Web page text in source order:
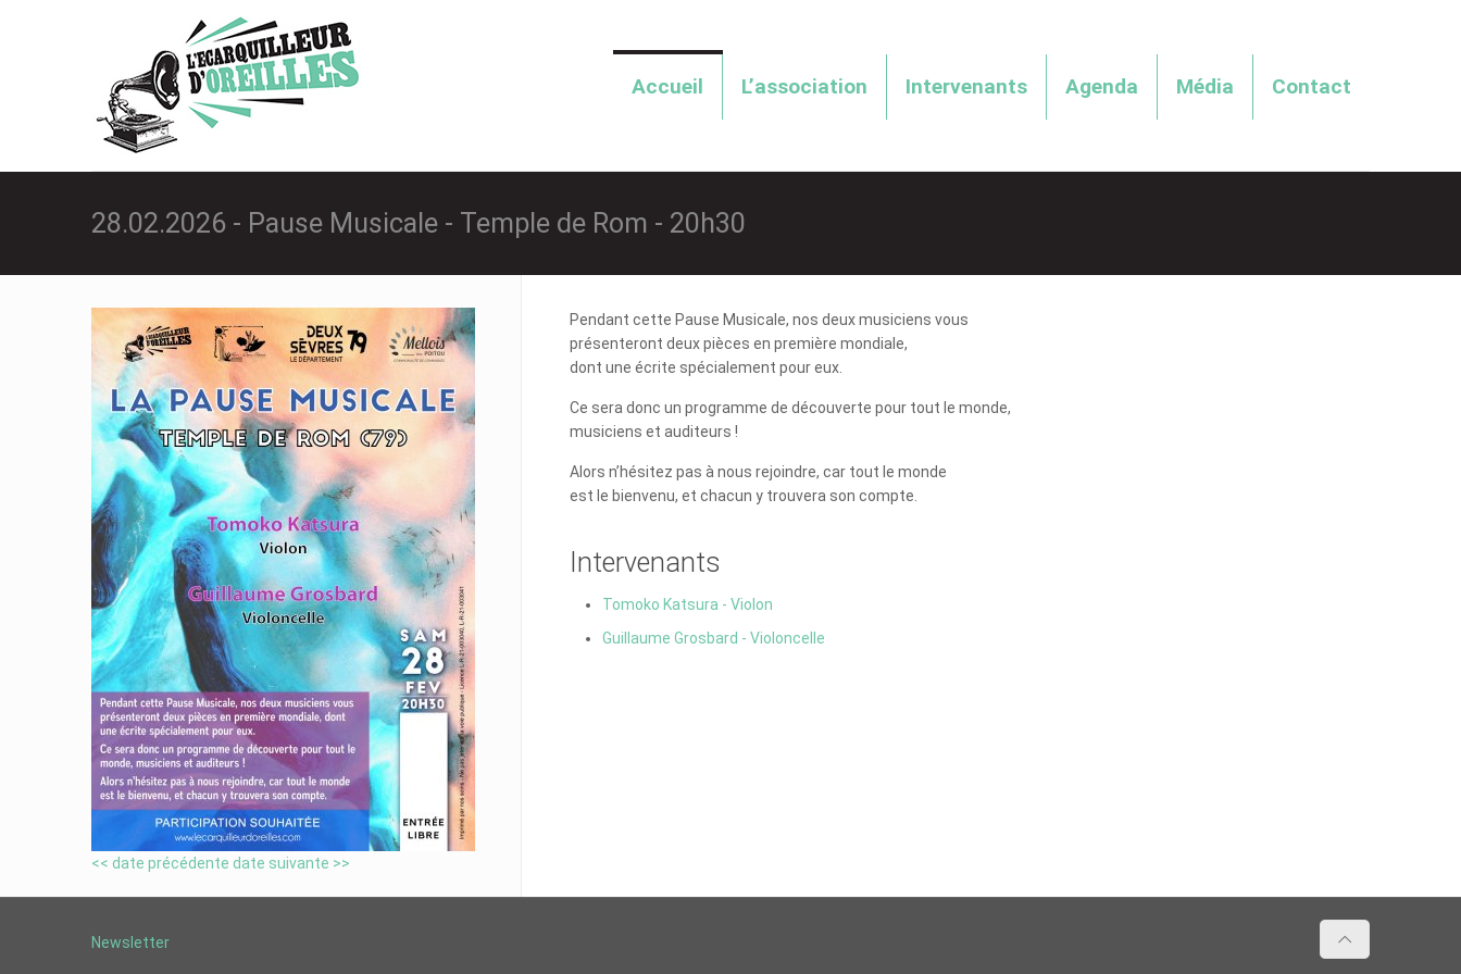
Accueil L’association Intervenants Agenda Média Contact
28.02.2026 - Pause Musicale - Temple de Rom - 20h30
Pendant cette Pause Musicale, nos deux musiciens vous
présenteront deux pièces en première mondiale,
dont une écrite spécialement pour eux.
Ce sera donc un programme de découverte pour tout le monde,
musiciens et auditeurs !
Alors n’hésitez pas à nous rejoindre, car tout le monde
est le bienvenu, et chacun y trouvera son compte.
Intervenants
Tomoko Katsura - Violon
Guillaume Grosbard - Violoncelle
<< date précédente date suivante >>
Newsletter